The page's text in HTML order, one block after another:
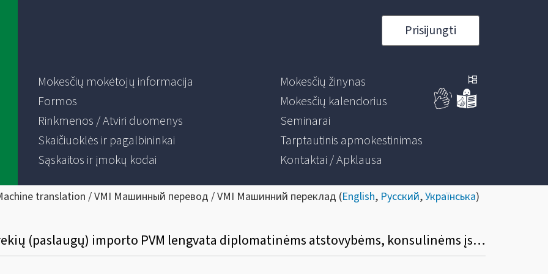
Prisijungti
Mokesčių mokėtojų informacija
Formos
Rinkmenos / Atviri duomenys
Skaičiuoklės ir pagalbininkai
Sąskaitos ir įmokų kodai
Mokesčių žinynas
Mokesčių kalendorius
Seminarai
Tarptautinis apmokestinimas
Kontaktai / Apklausa
translation / VMI Машинный перевод / VMI Машинний переклад (English, Русский,Українська)
Kaip taikoma importuotų į Lietuvą prekių (paslaugų) importo PVM lengvata diplomatinėms atstovybėms, konsulinėms įstaigoms ir tarptautinėms organizacijoms ar jų atstovybėms, taip pat šių atstovybių ir įstaigų nariams ir jų šeimų nariams?